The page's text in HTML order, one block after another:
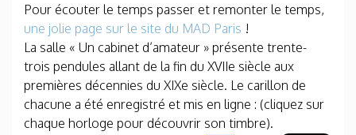
Pour écouter le temps passer et remonter le temps,
une jolie page sur le site du MAD Paris !
La salle « Un cabinet d’amateur » présente trente-
trois pendules allant de la fin du XVIIe siècle aux
premières décennies du XIXe siècle. Le carillon de
chacune a été enregistré et mis en ligne : (cliquez sur
chaque horloge pour découvrir son timbre).